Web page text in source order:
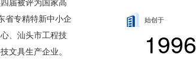
省专精特新中小企
、汕头市工程技
文具生产企业。
始创于
1996